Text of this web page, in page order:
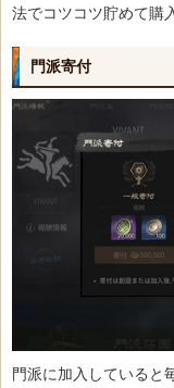
法でコツコツ貯めて購
門派寄付
門派に加入していると